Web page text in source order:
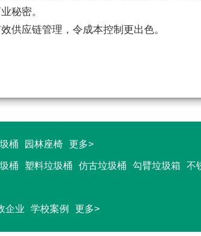
秘密。
供应链管理，令成本控制更出色。
桶 园林座椅 更多>
桶 塑料垃圾桶 仿古垃圾桶 勾臂垃圾箱 不
企业 学校案例 更多>